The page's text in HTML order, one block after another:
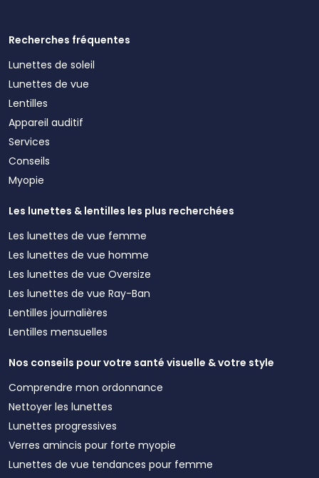
Recherches fréquentes
Lunettes de soleil
Lunettes de vue
Lentilles
Appareil auditif
Services
Conseils
Myopie
Les lunettes & lentilles les plus recherchées
Les lunettes de vue femme
Les lunettes de vue homme
Les lunettes de vue Oversize
Les lunettes de vue Ray-Ban
Lentilles journalières
Lentilles mensuelles
Nos conseils pour votre santé visuelle & votre style
Comprendre mon ordonnance
Nettoyer les lunettes
Lunettes progressives
Verres amincis pour forte myopie
Lunettes de vue tendances pour femme